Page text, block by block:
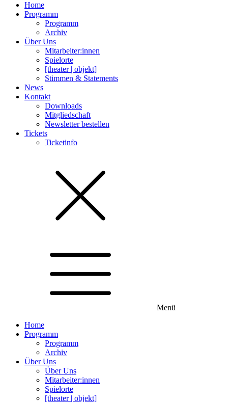
Home
Programm
Programm
Archiv
Über Uns
Mitarbeiter:innen
Spielorte
[theater | objekt]
Stimmen & Statements
News
Kontakt
Downloads
Mitgliedschaft
Newsletter bestellen
Tickets
Ticketinfo
Menü
Home
Programm
Programm
Archiv
Über Uns
Über Uns
Mitarbeiter:innen
Spielorte
[theater | objekt]